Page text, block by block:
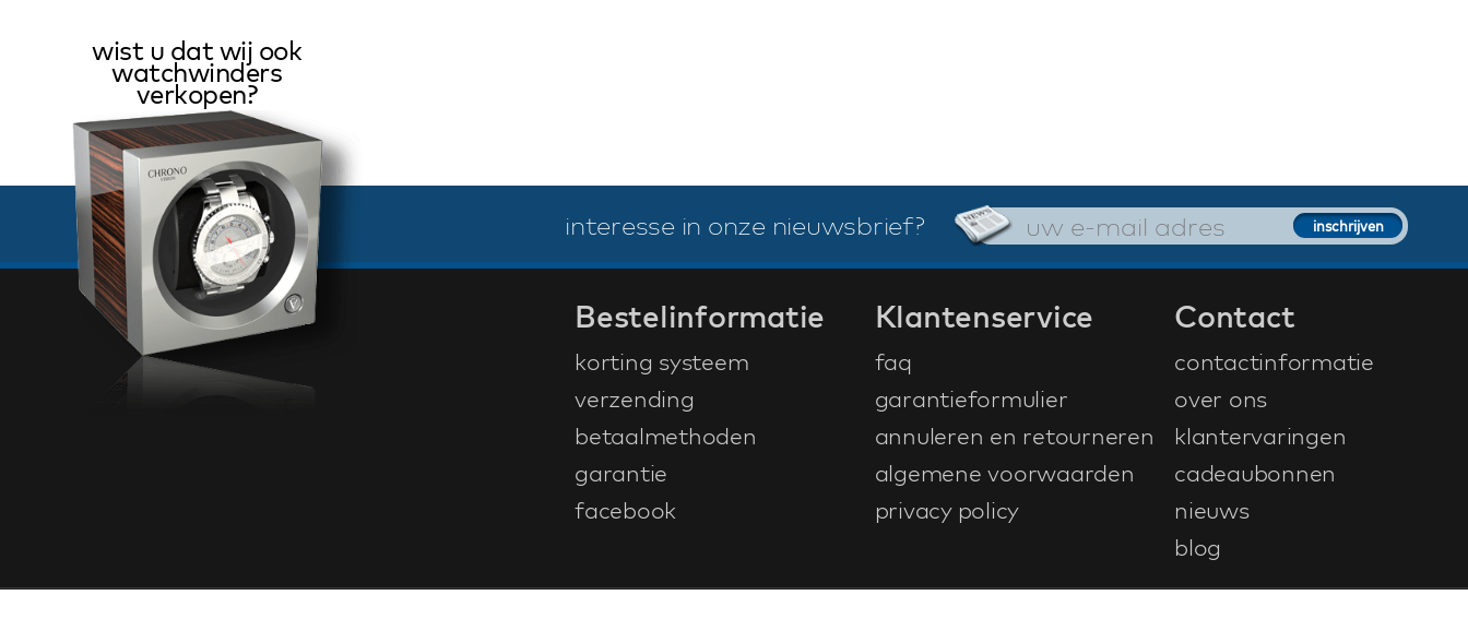
interesse in onze nieuwsbrief?
wist u dat wij ook
watchwinders
verkopen?
Bestelinformatie
korting systeem
verzending
betaalmethoden
garantie
facebook
Klantenservice
faq
garantieformulier
annuleren en retourneren
algemene voorwaarden
privacy policy
Contact
contactinformatie
over ons
klantervaringen
cadeaubonnen
nieuws
blog